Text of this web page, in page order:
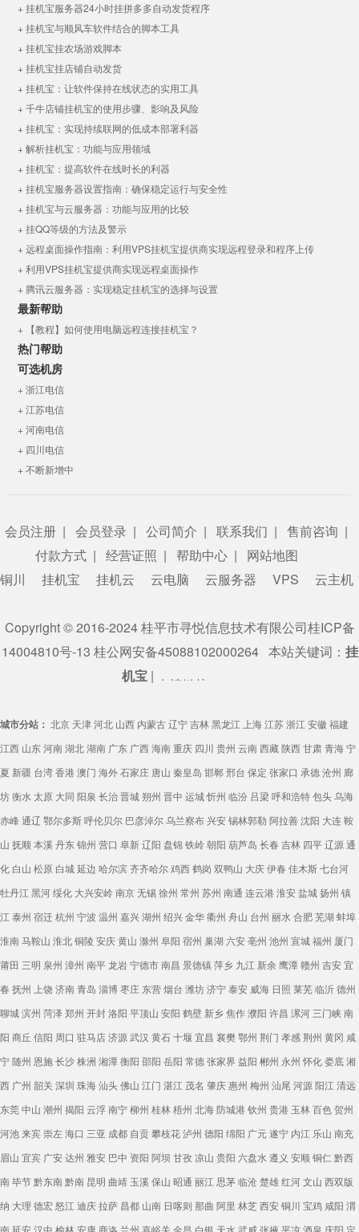
+ 挂机宝服务器24小时挂拼多多自动发货程序
+ 挂机宝与顺风车软件结合的脚本工具
+ 挂机宝挂农场游戏脚本
+ 挂机宝挂店铺自动发货
+ 挂机宝：让软件保持在线状态的实用工具
+ 千牛店铺挂机宝的使用步骤、影响及风险
+ 挂机宝：实现持续联网的低成本部署利器
+ 解析挂机宝：功能与应用领域
+ 挂机宝：提高软件在线时长的利器
+ 挂机宝服务器设置指南：确保稳定运行与安全性
+ 挂机宝与云服务器：功能与应用的比较
+ 挂QQ等级的方法及警示
+ 远程桌面操作指南：利用VPS挂机宝提供商实现远程登录和程序上传
+ 利用VPS挂机宝提供商实现远程桌面操作
+ 腾讯云服务器：实现稳定挂机宝的选择与设置
最新帮助
+ 【教程】如何使用电脑远程连接挂机宝？
热门帮助
可选机房
+ 浙江电信
+ 江苏电信
+ 河南电信
+ 四川电信
+ 不断新增中
会员注册 | 会员登录 | 公司简介 | 联系我们 | 售前咨询 |
付款方式 | 经营证照 | 帮助中心 |
网站地图
铜川
挂机宝 挂机云 云电脑 云服务器 VPS 云主机
Copyright © 2016-2024 桂平市寻悦信息技术有限公司桂ICP备
14004810号-13 桂公网安备45088102000264本站关键词： 挂
机宝 | 友情链接：
城市分站： 北京 天津河北 山西 内蒙古辽宁吉林黑龙江 上海江苏浙江 安徽福建
江西 山东河南湖北湖南 广东 广西海南重庆 四川 贵州 云南西藏陕西甘肃青海宁
夏 新疆 台湾香港澳门 海外石家庄 唐山 秦皇岛 邯郸邢台 保定 张家口 承德沧州 廊
坊衡水 太原 大同 阳泉 长治晋城 朔州 晋中 运城 忻州 临汾 吕梁 呼和浩特包头乌海
赤峰 通辽 鄂尔多斯呼伦贝尔 巴彦淖尔乌兰察布 兴安锡林郭勒 阿拉善沈阳 大连鞍
山 抚顺本溪丹东锦州 营口 阜新辽阳 盘锦铁岭朝阳 葫芦岛 长春 吉林 四平辽源 通
化 白山 松原 白城 延边 哈尔滨 齐齐哈尔 鸡西鹤岗 双鸭山 大庆伊春 佳木斯七台河
牡丹江 黑河绥化 大兴安岭南京无锡徐州 常州 苏州 南通 连云港淮安盐城 扬州 镇
江 泰州 宿迁杭州 宁波 温州 嘉兴湖州 绍兴金华衢州 舟山 台州 丽水 合肥芜湖 蚌埠
淮南马鞍山 淮北铜陵 安庆黄山 滁州 阜阳 宿州 巢湖 六安亳州 池州 宣城 福州 厦门
莆田 三明 泉州 漳州 南平龙岩宁德市南昌 景德镇萍乡 九江 新余 鹰潭赣州 吉安宜
春 抚州 上饶济南青岛 淄博枣庄 东营烟台 潍坊济宁泰安 威海 日照 莱芜临沂德州
聊城 滨州 菏泽郑州 开封洛阳 平顶山 安阳 鹤壁 新乡焦作濮阳 许昌 漯河 三门峡南
阳 商丘 信阳 周口 驻马店济源 武汉 黄石十堰宜昌 襄樊鄂州 荆门 孝感荆州 黄冈 咸
宁随州 恩施长沙株洲 湘潭衡阳 邵阳 岳阳 常德张家界 益阳 郴州 永州 怀化娄底湘
西 广州 韶关 深圳 珠海汕头佛山 江门 湛江 茂名 肇庆惠州 梅州 汕尾 河源 阳江 清远
东莞中山 潮州 揭阳 云浮南宁柳州 桂林梧州 北海防城港钦州 贵港 玉林百色贺州
河池来宾崇左海口 三亚 成都 自贡攀枝花泸州 德阳 绵阳 广元遂宁 内江 乐山 南充
眉山 宜宾 广安达州 雅安 巴中 资阳 阿坝 甘孜凉山 贵阳 六盘水 遵义 安顺铜仁 黔西
南毕节黔东南黔南 昆明 曲靖 玉溪保山 昭通 丽江 思茅临沧 楚雄红河文山 西双版
纳 大理 德宏怒江 迪庆拉萨 昌都 山南 日喀则 那曲 阿里 林芝西安铜川 宝鸡 咸阳 渭
南延安汉中 榆林 安康商洛 兰州 嘉峪关 金昌 白银 天水 武威张掖 平凉酒泉 庆阳 定